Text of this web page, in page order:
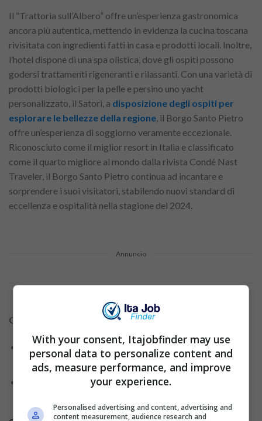
Il “Trattoria sull’Albero” offre un’esperienza gastronomica
ancora più autentica, mettendo in evidenza la cucina toscana
rivisitata con ingredienti fatti in casa e prodotti locali. Inoltre,
l’hotel dispone di una spa olistica, dove gli ospiti possono
godersi trattamenti rigeneranti e rilassanti. Con una varietà di
prodotti biologici per la pelle e persino uno yacht
personalizzato, il Satori, a disposizione degli ospiti per
esplorare le bellezze della regione, il Borgo Santo Pietro
offre un’esperienza di soggiorno veramente eccezionale.
Riconosciuto come il miglior resort in Italia e classificato
come il quarto migliore al mondo dalla rivista Condé Nast
Traveler, il Borgo Santo Pietro continua ad incantare e
sorprendere i suoi visitatori, stabilendo nuovi standard di
eccellenza e ospitalità nella stagione del 2024.
Annuncio
Contenuti correlati:
Crescita professionale e benessere: scopri le
posizioni aperte e candidati oggi!
Prepara un curriculum accattivante – scopri questi
With your consent, Itajobfinder may use
personal data to personalize content and
ads, measure performance, and improve
your experience.
Personalised advertising and content, advertising and
content measurement, audience research and